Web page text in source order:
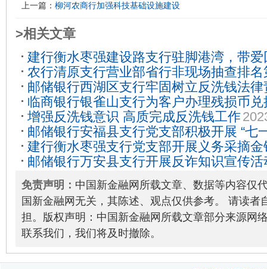
上一篇： 柳河农商行加强科技基础设施建设
>相关文章
建行衡水枣强建设路支行驻脚港湾，带爱
农行清原支行营业部省行非现场抽查排名
邮储银行西湖区支行牢固树立反洗钱法
务培训2023-09-06
临商银行银雀山支行为客户办理残损币
2022-03-24
增强反洗钱意识 高质完成反洗钱工作
邮储银行安福县支行党支部积极开展 “七
2022-07-05
建行衡水枣强支行党支部开展义务采摘
2023-06-26
邮储银行万安县支行开展反诈知识宣传活
免责声明： 中国新金融网所载文章、数据等内容仅
国新金融网无关，其陈述、观点仅供参考。 请读者
担。版权声明：中国新金融网所载文章部分来源网
联系我们，我们将及时撤除。